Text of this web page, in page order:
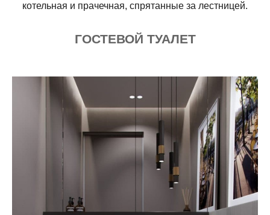
котельная и прачечная, спрятанные за лестницей.
ГОСТЕВОЙ ТУАЛЕТ